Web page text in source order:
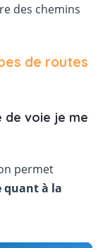
des chemins
de routes
de voie je me
permet
quant à la